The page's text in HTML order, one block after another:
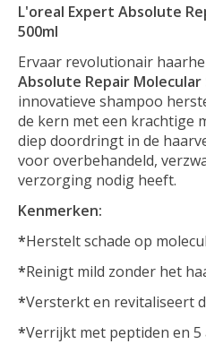
L'oreal Expert Absolute
500ml
Ervaar revolutionair
Absolute Repair Molecular
innovatieve shampoo
de kern met een krachtige
diep doordringt in de
voor overbehandeld,
verzorging nodig heeft.
Kenmerken:
*Herstelt schade op
*Reinigt mild zonder het
*Versterkt en revitaliseert
*Verrijkt met peptiden en